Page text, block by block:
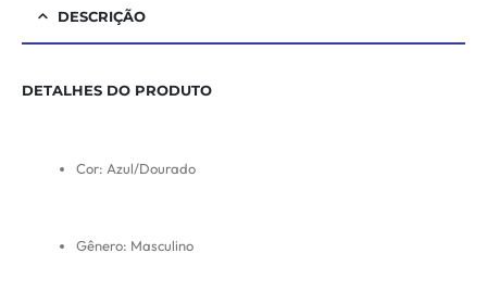
DESCRIÇÃO
DETALHES DO PRODUTO
Cor: Azul/Dourado
Gênero: Masculino